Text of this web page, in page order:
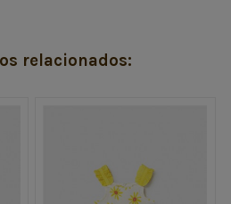
relacionados: